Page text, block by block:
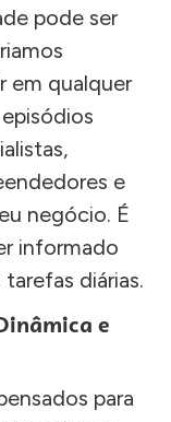
pode ser
em qualquer
e
negócio. É
informado
diárias.
e
para